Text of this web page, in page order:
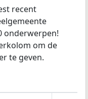
recent
onderwerpen!
om de
te geven.